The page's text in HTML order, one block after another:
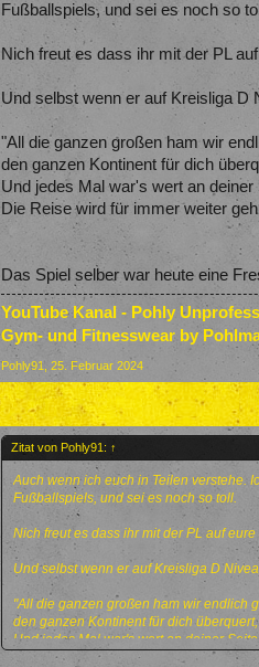
Fußballspiels, und sei es noch so
Nich freut es dass ihr mit der PL
Und selbst wenn er auf Kreisliga D
"All die ganzen großen ham wir
den ganzen Kontinent für dich
Und jedes Mal war's wert an deiner
Die Reise wird für immer weiter
Das Spiel selber war heute eine
YouTube Kanal - Pohly
Gym- und Fitnesswear by
Pohly91 25. Februar 2024
Zitat von Pohly91: ↑
Auch wenn ich euch in Teilen verstehe.
Fußballspiels, und sei es noch so toll.
Nich freut es dass ihr mit der PL auf
Und selbst wenn er auf Kreisliga D
"All die ganzen großen ham wir endlich
den ganzen Kontinent für dich überquert,
Und jedes Mal war's wert an deiner
Die Reise wird für immer weiter gehn"